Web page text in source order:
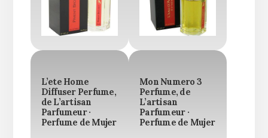
L’ete Home
Diffuser Perfume,
de L’artisan
Parfumeur ·
Perfume de Mujer
Mon Numero 3
Perfume, de
L’artisan
Parfumeur ·
Perfume de Mujer